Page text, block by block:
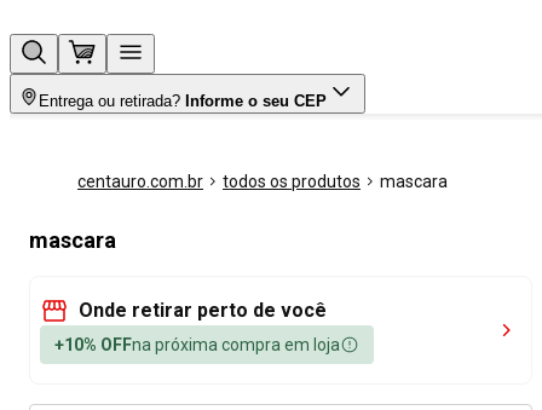
Entrega ou retirada? Informe o seu CEP
centauro.com.br todos os produtos mascara
mascara
Onde retirar perto de você
+10% OFFna próxima compra em loja